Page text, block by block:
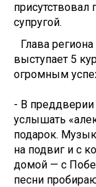
присутствовал
супругой.
Глава
выступает 5
огромным
- В
услышать
подарок.
нa подвиг и c
домой — c
песни